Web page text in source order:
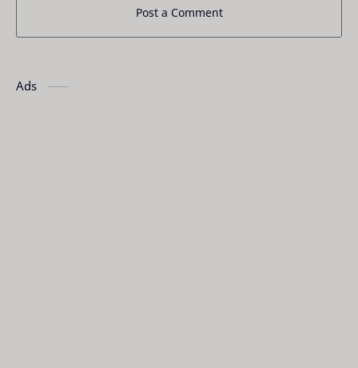
Post a Comment
Ads